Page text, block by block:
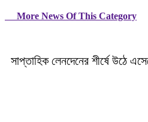
More News Of This Category
সাপ্তাহিক লেনদেনের শীর্ষে উঠে